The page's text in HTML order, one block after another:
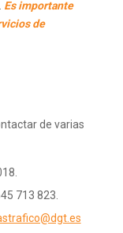
Es importante
de
de varias
713 823.